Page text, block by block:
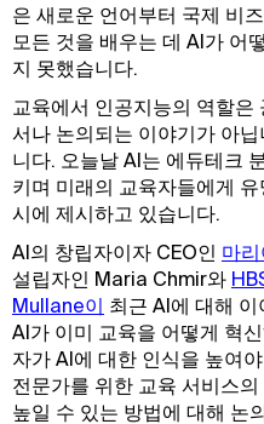
은 새로운 언어부터 국제 비
모든 것을 배우는 데 AI가 어
지 못했습니다.
교육에서 인공지능의 역할은
서나 논의되는 이야기가 아
니다. 오늘날 AI는 에듀테크
키며 미래의 교육자들에게
시에 제시하고 있습니다.
AI의 창립자이자 CEO인 마
설립자인 Maria Chmir와
Mullane이 최근 AI에 대해
AI가 이미 교육을 어떻게 혁
자가 AI에 대한 인식을 높여
전문가를 위한 교육 서비스
높일 수 있는 방법에 대해 논